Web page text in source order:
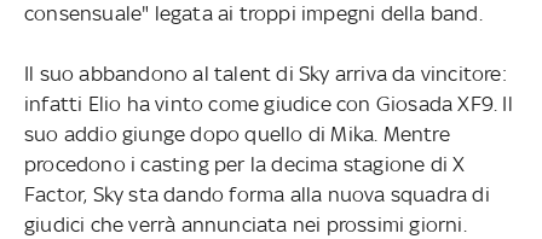
consensuale" legata ai troppi impegni della band.
Il suo abbandono al talent di Sky arriva da vincitore:
infatti Elio ha vinto come giudice con Giosada XF9. Il
suo addio giunge dopo quello di Mika. Mentre
procedono i casting per la decima stagione di X
Factor, Sky sta dando forma alla nuova squadra di
giudici che verrà annunciata nei prossimi giorni.